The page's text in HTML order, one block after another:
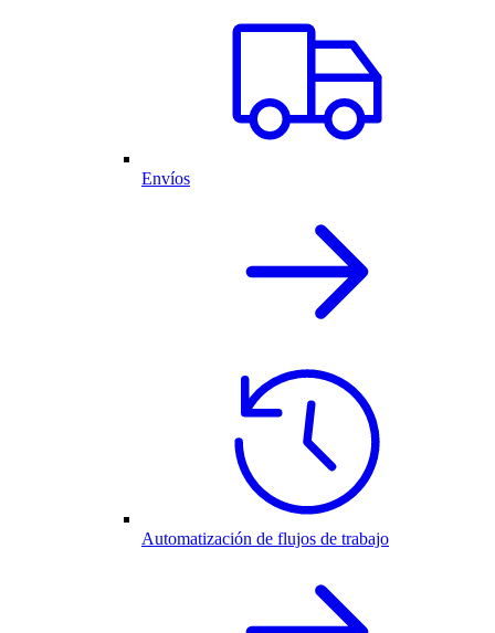
Envíos
Automatización de flujos de trabajo